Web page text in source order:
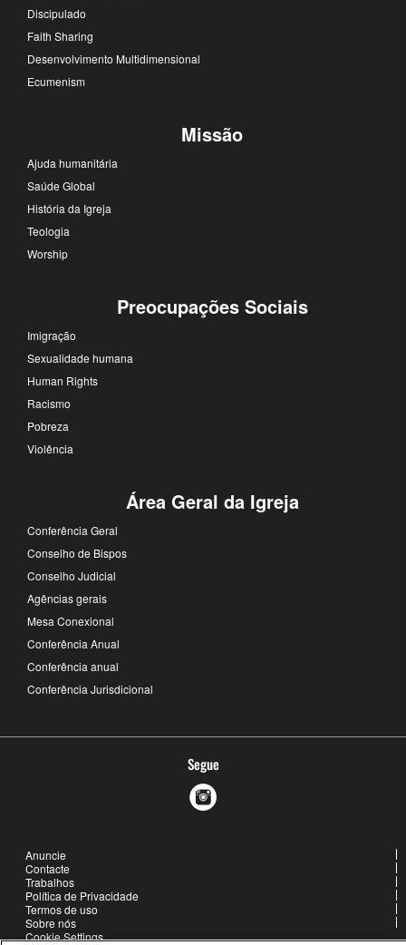
Discipulado
Faith Sharing
Desenvolvimento Multidimensional
Ecumenism
Missão
Ajuda humanitária
Saúde Global
História da Igreja
Teologia
Worship
Preocupações Sociais
Imigração
Sexualidade humana
Human Rights
Racismo
Pobreza
Violência
Área Geral da Igreja
Conferência Geral
Conselho de Bispos
Conselho Judicial
Agências gerais
Mesa Conexional
Conferência Anual
Conferência anual
Conferência Jurisdicional
Segue
Anuncie
Contacte
Trabalhos
Política de Privacidade
Termos de uso
Sobre nós
Cookie Settings